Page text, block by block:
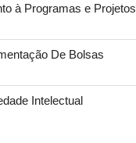
à Programas e Projetos
De Bolsas
Intelectual